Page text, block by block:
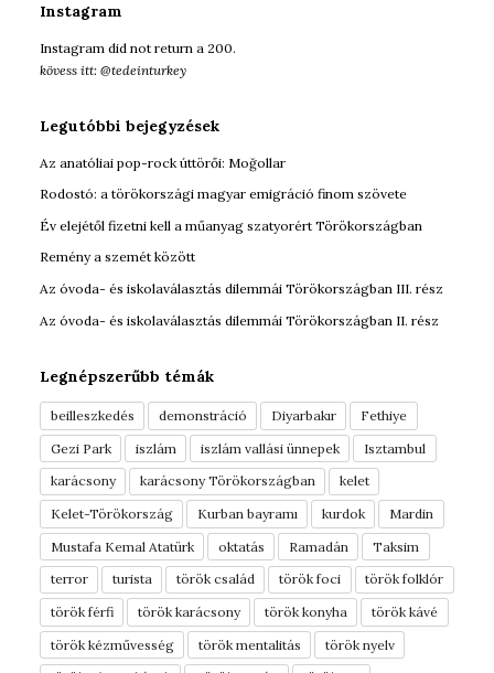
Instagram
Instagram did not return a 200.
kövess itt: @tedeinturkey
Legutóbbi bejegyzések
Az anatóliai pop-rock úttörői: Moğollar
Rodostó: a törökországi magyar emigráció finom szövete
Év elejétől fizetni kell a műanyag szatyorért Törökországban
Remény a szemét között
Az óvoda- és iskolaválasztás dilemmái Törökországban III. rész
Az óvoda- és iskolaválasztás dilemmái Törökországban II. rész
Legnépszerűbb témák
beilleszkedés demonstráció Diyarbakır
Fethiye
Gezi Park
iszlám iszlám vallási ünnepek
Isztambul
karácsony
karácsony Törökországban
kelet
Kelet-Törökország
Kurban bayramı kurdok
Mardin
Mustafa Kemal Atatürk
oktatás Ramadán
Taksim
terror
turista török család török foci
török folklór
török férfi
török karácsony török konyha
török kávé
török kézművesség
török mentalitás
török nyelv